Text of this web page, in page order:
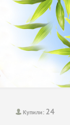
Купили: 24